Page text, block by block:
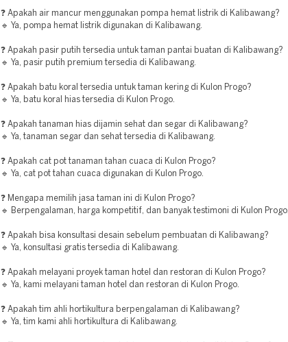
❓ Apakah air mancur menggunakan pompa hemat listrik di Kalibawang?
🔹 Ya, pompa hemat listrik digunakan di Kalibawang.
❓ Apakah pasir putih tersedia untuk taman pantai buatan di Kalibawang?
🔹 Ya, pasir putih premium tersedia di Kalibawang.
❓ Apakah batu koral tersedia untuk taman kering di Kulon Progo?
🔹 Ya, batu koral hias tersedia di Kulon Progo.
❓ Apakah tanaman hias dijamin sehat dan segar di Kalibawang?
🔹 Ya, tanaman segar dan sehat tersedia di Kalibawang.
❓ Apakah cat pot tanaman tahan cuaca di Kulon Progo?
🔹 Ya, cat pot tahan cuaca digunakan di Kulon Progo.
❓ Mengapa memilih jasa taman ini di Kulon Progo?
🔹 Berpengalaman, harga kompetitif, dan banyak testimoni di Kulon Progo.
❓ Apakah bisa konsultasi desain sebelum pembuatan di Kalibawang?
🔹 Ya, konsultasi gratis tersedia di Kalibawang.
❓ Apakah melayani proyek taman hotel dan restoran di Kulon Progo?
🔹 Ya, kami melayani taman hotel dan restoran di Kulon Progo.
❓ Apakah tim ahli hortikultura berpengalaman di Kalibawang?
🔹 Ya, tim kami ahli hortikultura di Kalibawang.